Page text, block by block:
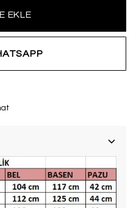
EKLE